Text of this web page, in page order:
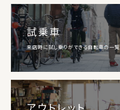
試乗車
来店時に試し乗りができる自転車の一覧